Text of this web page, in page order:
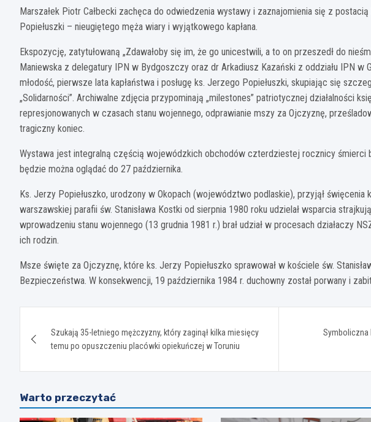
Marszałek Piotr Całbecki zachęca do odwiedzenia wystawy i zaznajomienia się z
Popiełuszki – nieugiętego męża wiary i wyjątkowego kapłana.
Ekspozycję, zatytułowaną „Zdawałoby się im, że go unicestwili, a to on przeszedł do
Maniewska z delegatury IPN w Bydgoszczy oraz dr Arkadiusz Kazański z oddziału IPN w
młodość, pierwsze lata kapłaństwa i posługę ks. Jerzego Popiełuszki, skupiając się
„Solidarności”. Archiwalne zdjęcia przypominają „milestones” patriotycznej działalności
represjonowanych w czasach stanu wojennego, odprawianie mszy za Ojczyznę,
tragiczny koniec.
Wystawa jest integralną częścią wojewódzkich obchodów czterdziestej rocznicy śmierci
będzie można oglądać do 27 października.
Ks. Jerzy Popiełuszko, urodzony w Okopach (województwo podlaskie), przyjął święcenia
warszawskiej parafii św. Stanisława Kostki od sierpnia 1980 roku udzielał wsparcia
wprowadzeniu stanu wojennego (13 grudnia 1981 r.) brał udział w procesach działaczy
ich rodzin.
Msze święte za Ojczyznę, które ks. Jerzy Popiełuszko sprawował w kościele św.
Bezpieczeństwa. W konsekwencji, 19 października 1984 r. duchowny został porwany i
wpisu
Szukają 35-letniego mężczyzny, który zaginął kilka miesięcy
temu po opuszczeniu placówki opiekuńczej w Toruniu
Symboliczna
Warto przeczytać